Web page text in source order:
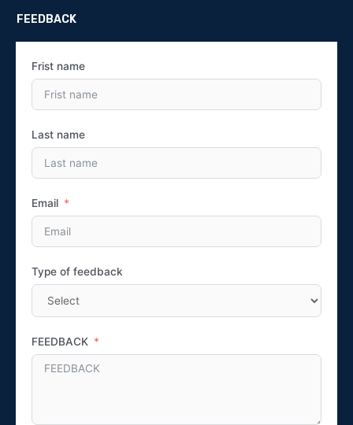
FEEDBACK
Frist name
Last name
Email
Type of feedback
FEEDBACK